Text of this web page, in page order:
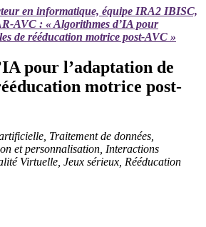
en informatique, équipe IRA2 IBISC,
AVC : « Algorithmes d’IA pour
de rééducation motrice post-AVC »
pour l’adaptation de
motrice post-
Traitement de données,
et personnalisation, Interactions
Virtuelle, Jeux sérieux, Rééducation